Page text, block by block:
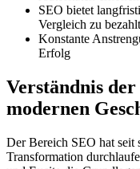
SEO bietet
Vergleich zu
Konstante
Erfolg
Verständnis
modernen
Der Bereich SEO hat seit
Transformation